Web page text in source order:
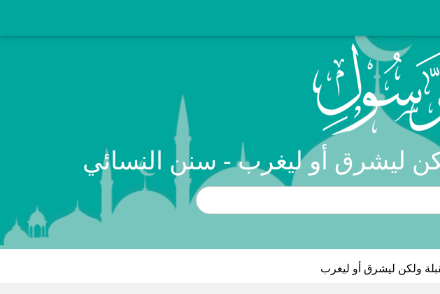
ليشرق أو ليغرب - سنن النسائي
ولكن ليشرق أو ليغرب